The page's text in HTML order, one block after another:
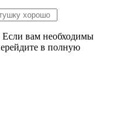
Если вам необходимы
в полную